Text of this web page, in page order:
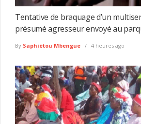
Tentative de braquage d’un
présumé agresseur envoyé au
By Saphiétou Mbengue 4 heures ago